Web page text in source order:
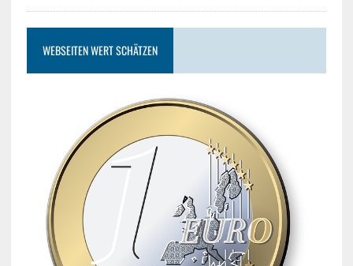
WEBSEITEN WERT SCHÄTZEN